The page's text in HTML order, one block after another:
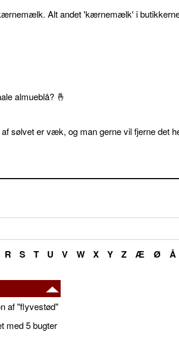
Alt andet 'kærnemælk' i
almueblå? 🤞
sølvet er væk, og man gerne vil fjerne det
R S T U V W X Y Z Æ Ø Å
af "flyvestød"
med 5 bugter